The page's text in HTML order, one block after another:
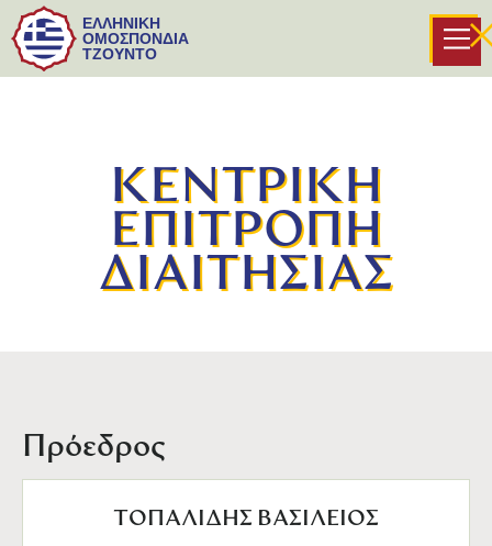
ΕΛΛΗΝΙΚΗ
ΟΜΟΣΠΟΝΔΙΑ
ΤΖΟΥΝΤΟ
ΚΕΝΤΡΙΚΗ
ΕΠΙΤΡΟΠΗ
ΔΙΑΙΤΗΣΙΑΣ
Πρόεδρος
ΤΟΠΑΛΙΔΗΣ ΒΑΣΙΛΕΙΟΣ